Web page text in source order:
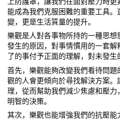
能成為我們克服困難的重要工具
變，更是生活質量的提升。
樂觀是人對各事物所持的一種思
發生的原因，對事情慣用的一套
了的事付予正面的理解，對未發生
首先，樂觀能夠改變我們看待問
觀的人會更傾向於尋找解決方案
理，從而幫助我們減少焦慮和壓
明智的決策。
其次，樂觀也能增強我們的抗壓